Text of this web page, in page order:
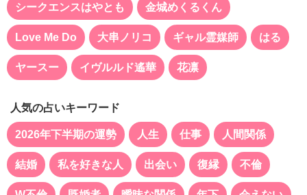
シークエンスはやとも 金城めくるくん
Love Me Do 大串ノリコ ギャル霊媒師 はる
ヤースー イヴルルド遙華 花凛
人気の占いキーワード
2026年下半期の運勢 人生 仕事 人間関係
結婚 私を好きな人 出会い 復縁 不倫